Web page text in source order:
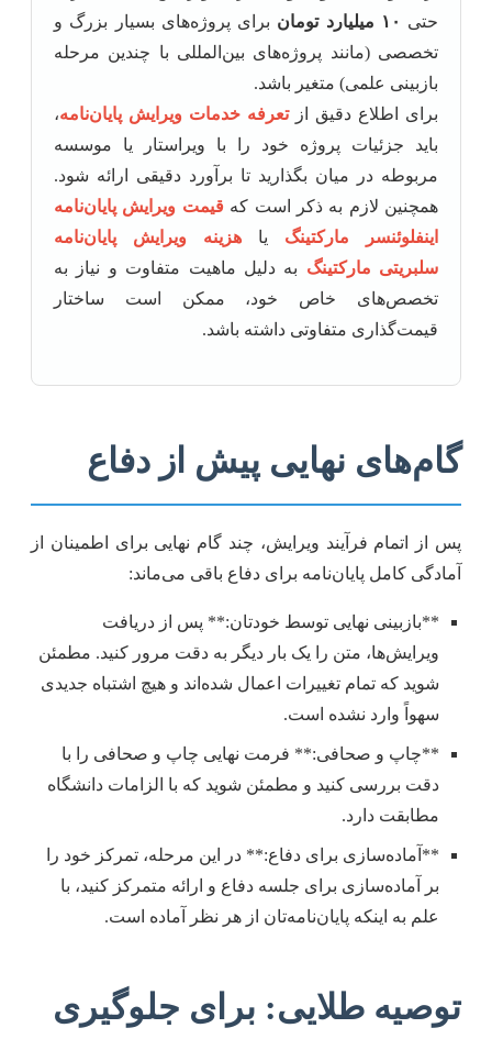
حتی ۱۰ میلیارد تومان
برای پروژه‌های بسیار بزرگ و
تخصصی (مانند پروژه‌های بین‌المللی با چندین مرحله
بازبینی علمی) متغیر باشد.
برای اطلاع دقیق ازتعرفه خدمات ویرایش پایان‌نامه،
باید جزئیات پروژه خود را با ویراستار یا موسسه
مربوطه در میان بگذارید تا برآورد دقیقی ارائه شود.
همچنین لازم به ذکر است کهقیمت ویرایش پایان‌نامه
اینفلوئنسر مارکتینگ یا هزینه ویرایش پایان‌نامه
سلبریتی مارکتینگ به دلیل ماهیت متفاوت و نیاز به
تخصص‌های خاص خود، ممکن است ساختار
قیمت‌گذاری متفاوتی داشته باشد.
گام‌های نهایی پیش از دفاع
پس از اتمام فرآیند ویرایش، چند گام نهایی برای اطمینان از
آمادگی کامل پایان‌نامه برای دفاع باقی می‌ماند:
**بازبینی نهایی توسط خودتان:** پس از دریافت
ویرایش‌ها، متن را یک بار دیگر به دقت مرور کنید. مطمئن
شوید که تمام تغییرات اعمال شده‌اند و هیچ اشتباه جدیدی
سهواً وارد نشده است.
**چاپ و صحافی:** فرمت نهایی چاپ و صحافی را با
دقت بررسی کنید و مطمئن شوید که با الزامات دانشگاه
مطابقت دارد.
**آماده‌سازی برای دفاع:** در این مرحله، تمرکز خود را
بر آماده‌سازی برای جلسه دفاع و ارائه متمرکز کنید، با
علم به اینکه پایان‌نامه‌تان از هر نظر آماده است.
توصیه طلایی: برای جلوگیری